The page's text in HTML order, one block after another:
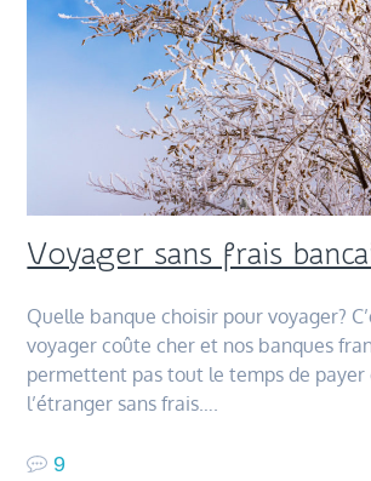
Voyager sans frais
Quelle banque choisir pour voyager?
voyager coûte cher et nos banques
permettent pas tout le temps de payer
l’étranger sans frais….
9